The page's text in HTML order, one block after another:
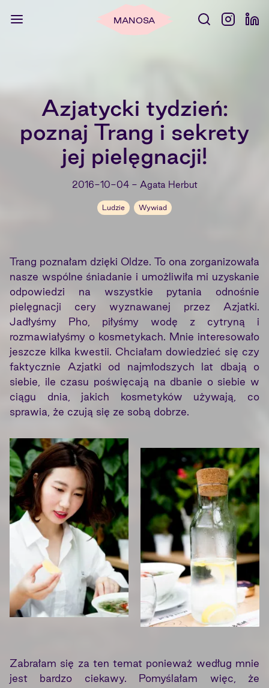
MANOSA
Azjatycki tydzień:
poznaj Trang i sekrety
jej pielęgnacji!
2016-10-04- Agata Herbut
Ludzie Wywiad
Trang poznałam dzięki Oldze. To ona zorganizowała
nasze wspólne śniadanie i umożliwiła mi uzyskanie
odpowiedzi na wszystkie pytania odnośnie
pielęgnacji cery wyznawanej przez Azjatki.
Jadłyśmy Pho, piłyśmy wodę z cytryną i
rozmawiałyśmy o kosmetykach. Mnie interesowało
jeszcze kilka kwestii. Chciałam dowiedzieć się czy
faktycznie Azjatki od najmłodszych lat dbają o
siebie, ile czasu poświęcają na dbanie o siebie w
ciągu dnia, jakich kosmetyków używają, co
sprawia, że czują się ze sobą dobrze.
Zabrałam się za ten temat ponieważ według mnie
jest bardzo ciekawy. Pomyślałam więc, że